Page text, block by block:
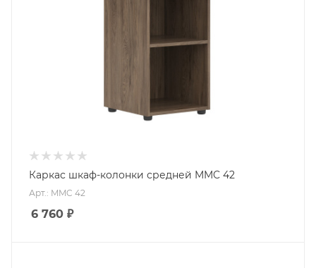
Каркас шкаф-колонки средней MMC 42
Арт.: MMC 42
6 760 ₽